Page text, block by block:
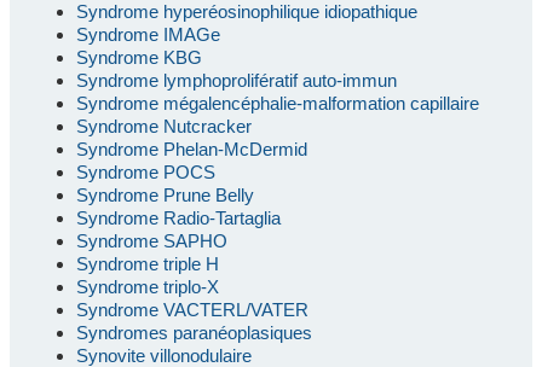
Syndrome hyperéosinophilique idiopathique
Syndrome IMAGe
Syndrome KBG
Syndrome lymphoprolifératif auto-immun
Syndrome mégalencéphalie-malformation capillaire
Syndrome Nutcracker
Syndrome Phelan-McDermid
Syndrome POCS
Syndrome Prune Belly
Syndrome Radio-Tartaglia
Syndrome SAPHO
Syndrome triple H
Syndrome triplo-X
Syndrome VACTERL/VATER
Syndromes paranéoplasiques
Synovite villonodulaire